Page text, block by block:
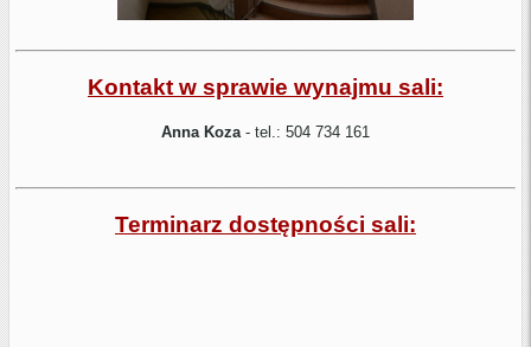
Kontakt w sprawie wynajmu sali:
Anna Koza - tel.: 504 734 161
Terminarz dostępności sali: